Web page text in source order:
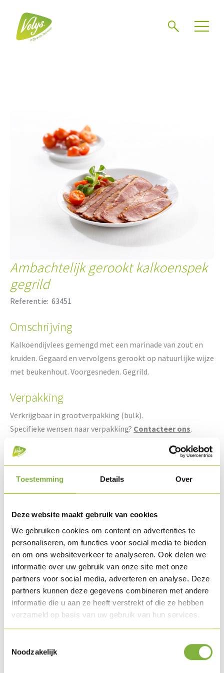
Toestemming Details Over
Deze website maakt gebruik van cookies
We gebruiken cookies om content en advertenties te
personaliseren, om functies voor social media te bieden
en om ons websiteverkeer te analyseren. Ook delen we
informatie over uw gebruik van onze site met onze
partners voor social media, adverteren en analyse. Deze
partners kunnen deze gegevens combineren met andere
informatie die u aan ze heeft verstrekt of die ze hebben
verzameld op basis van uw gebruik van hun services.
Noodzakelijk
Ambachtelijk gerookt kalkoenspek
gegrild
Referentie: 63451
Omschrijving
Kalkoendijvlees gemengd met een marinade van zout en
kruiden. Gegaard en vervolgens gerookt op natuurlijke wijze
met beukenhout. Voorgesneden. Gegrild.
Verpakking
Verkrijgbaar in grootverpakking (bulk).
Specifieke wensen naar verpakking? Contacteer ons.
Houdbaarheid
Recepten met dit product